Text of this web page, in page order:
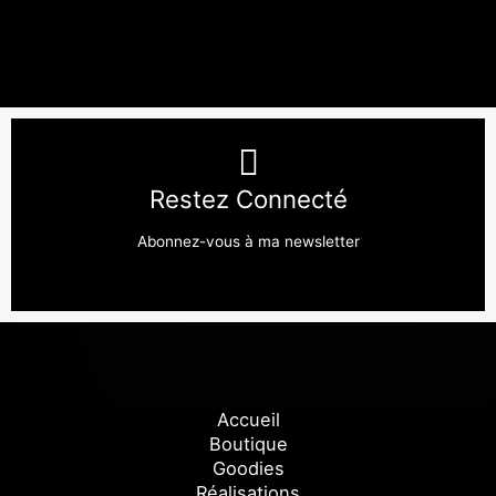
Restez Connecté
Abonnez-vous à ma newsletter
Accueil
Boutique
Goodies